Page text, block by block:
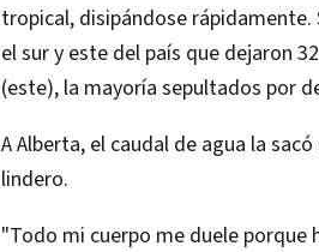
tropical, disipándose
el sur y este del país que dejaron
(este), la mayoría sepultados por
A Alberta, el caudal de agua la
lindero.
"Todo mi cuerpo me duele porque